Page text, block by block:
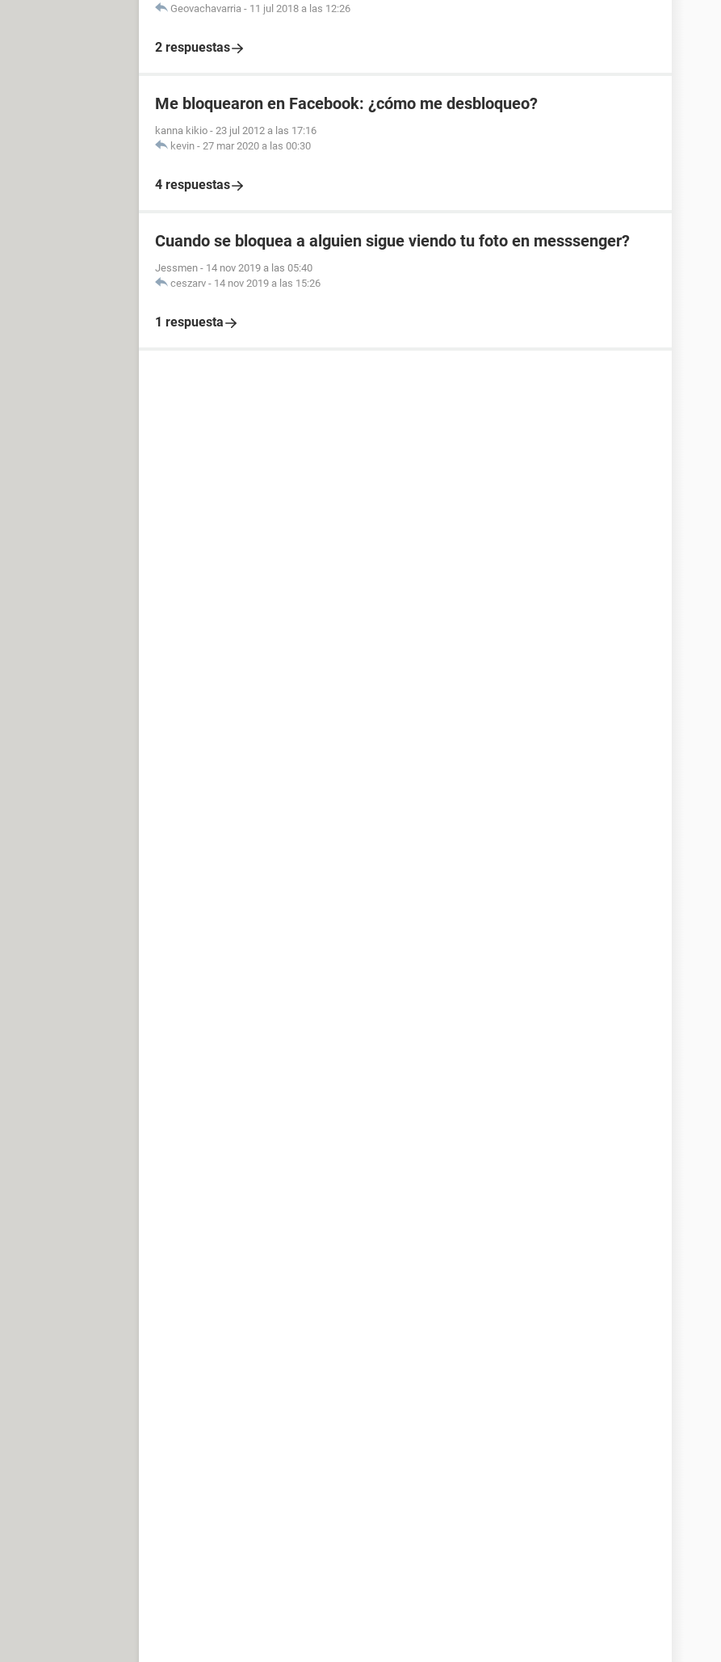
Geovachavarria - 11 jul 2018 a las 12:26
2 respuestas
Me bloquearon en Facebook: ¿cómo me desbloqueo?
kanna kikio - 23 jul 2012 a las 17:16
kevin - 27 mar 2020 a las 00:30
4 respuestas
Cuando se bloquea a alguien sigue viendo tu foto en messsenger?
Jessmen - 14 nov 2019 a las 05:40
ceszarv - 14 nov 2019 a las 15:26
1 respuesta